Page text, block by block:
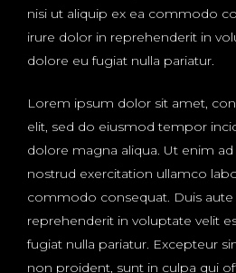
nisi ut aliquip ex ea commodo
irure dolor in reprehenderit in
dolore eu fugiat nulla pariatur.
Lorem ipsum dolor sit amet,
elit, sed do eiusmod tempor
dolore magna aliqua. Ut enim
nostrud exercitation ullamco
commodo consequat. Duis aute
reprehenderit in voluptate velit
fugiat nulla pariatur. Excepteur
non proident, sunt in culpa qui